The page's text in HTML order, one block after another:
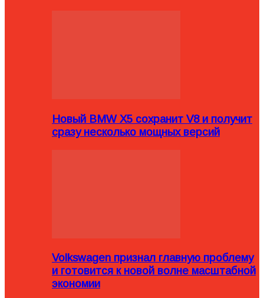
Новый BMW X5 сохранит V8 и получит
сразу несколько мощных версий
Volkswagen признал главную проблему
и готовится к новой волне масштабной
экономии